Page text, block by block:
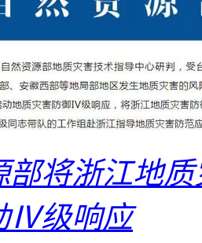
部将浙江地
Ⅳ级响应